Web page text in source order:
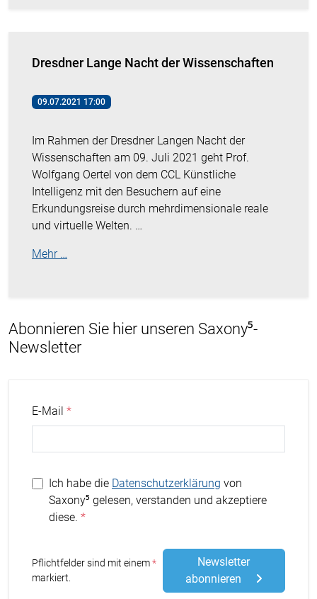
Dresdner Lange Nacht der Wissenschaften
09.07.2021 17:00
Im Rahmen der Dresdner Langen Nacht der
Wissenschaften am 09. Juli 2021 geht Prof.
Wolfgang Oertel von dem CCL Künstliche
Intelligenz mit den Besuchern auf eine
Erkundungsreise durch mehrdimensionale reale
und virtuelle Welten. …
Mehr …
Abonnieren Sie hier unseren Saxony⁵-
Newsletter
E-Mail
Ich habe die Datenschutzerklärung von
Saxony⁵ gelesen, verstanden und akzeptiere
diese.
Pflichtfelder sind mit einem Stern
markiert.
Newsletter
abonnieren